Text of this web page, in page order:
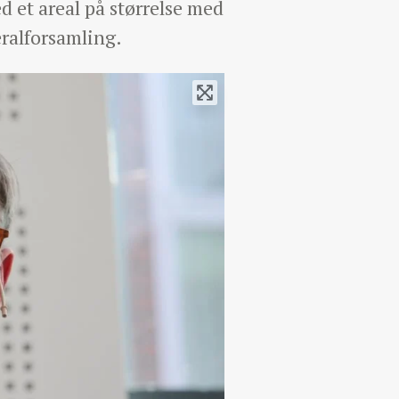
et areal på størrelse med